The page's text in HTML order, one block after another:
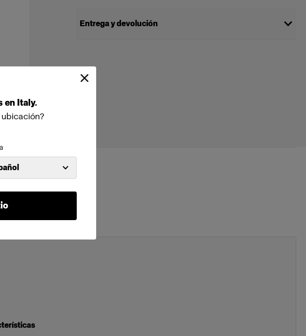
en Italy.
Entrega y devolución